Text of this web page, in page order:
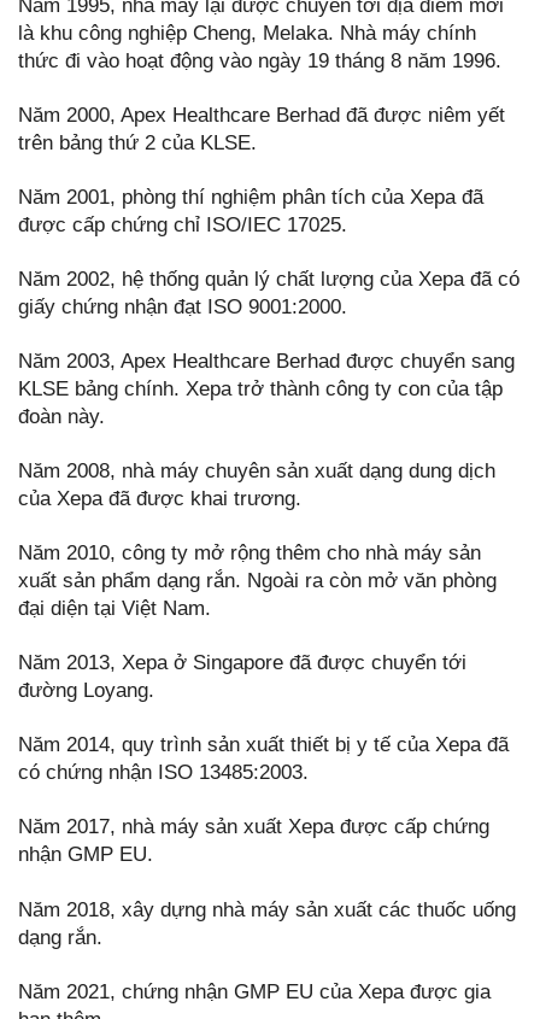
Năm 1995, nhà máy lại được chuyển tới địa điểm mới
là khu công nghiệp Cheng, Melaka. Nhà máy chính
thức đi vào hoạt động vào ngày 19 tháng 8 năm 1996.
Năm 2000, Apex Healthcare Berhad đã được niêm yết
trên bảng thứ 2 của KLSE.
Năm 2001, phòng thí nghiệm phân tích của Xepa đã
được cấp chứng chỉ ISO/IEC 17025.
Năm 2002, hệ thống quản lý chất lượng của Xepa đã có
giấy chứng nhận đạt ISO 9001:2000.
Năm 2003, Apex Healthcare Berhad được chuyển sang
KLSE bảng chính. Xepa trở thành công ty con của tập
đoàn này.
Năm 2008, nhà máy chuyên sản xuất dạng dung dịch
của Xepa đã được khai trương.
Năm 2010, công ty mở rộng thêm cho nhà máy sản
xuất sản phẩm dạng rắn. Ngoài ra còn mở văn phòng
đại diện tại Việt Nam.
Năm 2013, Xepa ở Singapore đã được chuyển tới
đường Loyang.
Năm 2014, quy trình sản xuất thiết bị y tế của Xepa đã
có chứng nhận ISO 13485:2003.
Năm 2017, nhà máy sản xuất Xepa được cấp chứng
nhận GMP EU.
Năm 2018, xây dựng nhà máy sản xuất các thuốc uống
dạng rắn.
Năm 2021, chứng nhận GMP EU của Xepa được gia